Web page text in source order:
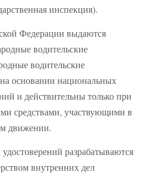
инспекция).
Федерации выдаются
водительские
водительские
основании национальных
и действительны только при
средствами, участвующими в
движении.
разрабатываются
внутренних дел